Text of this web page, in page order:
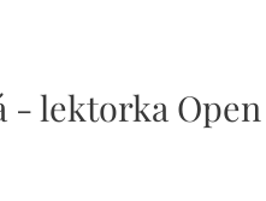
- lektorka Open